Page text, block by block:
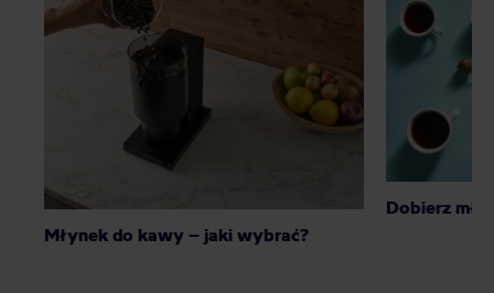
Młynek do kawy – jaki wybrać?
Dobierz